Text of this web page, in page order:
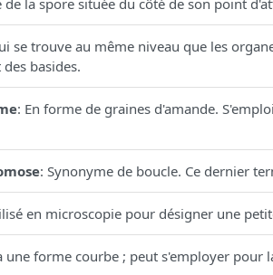
de la spore située du côté de son point
se trouve au même niveau que les
basides.
: En forme de graines d'amande.
: Synonyme de boucle. Ce dernier
en microscopie pour désigner une
une forme courbe ; peut s'employer pour